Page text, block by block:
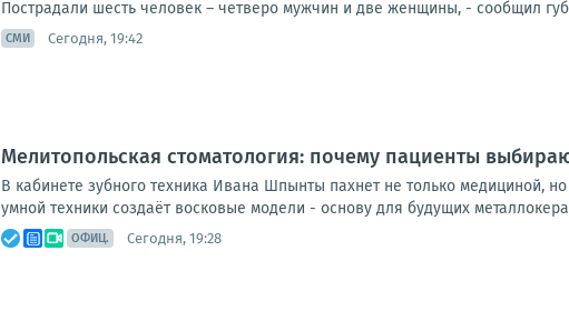
Пострадали шесть человек – четверо мужчин и две женщины, - сообщил
СМИ Сегодня, 19:42
Мелитопольская стоматология: почему пациенты
В кабинете зубного техника Ивана Шпынты пахнет не только медициной,
умной техники создаёт восковые модели - основу для будущих
ОФИЦ. Сегодня, 19:28